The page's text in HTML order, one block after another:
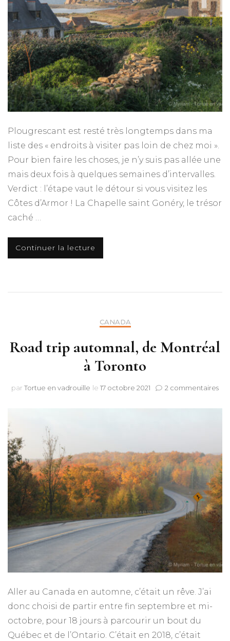
Plougrescant est resté très longtemps dans ma
liste des « endroits à visiter pas loin de chez moi ».
Pour bien faire les choses, je n’y suis pas allée une
mais deux fois à quelques semaines d’intervalles.
Verdict : l’étape vaut le détour si vous visitez les
Côtes d’Armor ! La Chapelle saint Gonéry, le trésor
caché …
Continuer la lecture
CANADA
Road trip automnal, de Montréal
à Toronto
par Tortue en vadrouille le 17 octobre 2021 2 commentairessur
trip
Aller au Canada en automne, c’était un rêve. J’ai
donc choisi de partir entre fin septembre et mi-
octobre, pour 18 jours à parcourir un bout du
Québec et de l’Ontario. C’était en 2018, c’était